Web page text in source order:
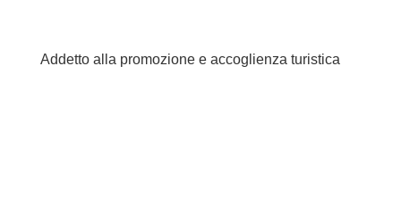
Addetto alla promozione e accoglienza turistica